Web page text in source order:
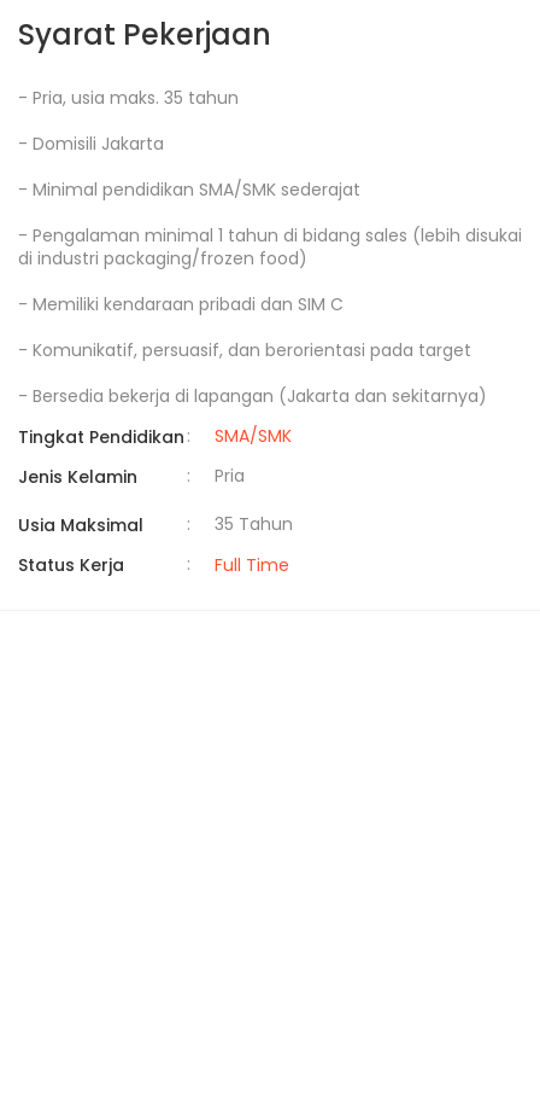
Syarat Pekerjaan
- Pria, usia maks. 35 tahun
- Domisili Jakarta
- Minimal pendidikan SMA/SMK sederajat
- Pengalaman minimal 1 tahun di bidang sales (lebih disukai
di industri packaging/frozen food)
- Memiliki kendaraan pribadi dan SIM C
- Komunikatif, persuasif, dan berorientasi pada target
- Bersedia bekerja di lapangan (Jakarta dan sekitarnya)
Tingkat Pendidikan :
SMA/SMK
Jenis Kelamin
: Pria
Usia Maksimal :
35 Tahun
Status Kerja
: Full Time